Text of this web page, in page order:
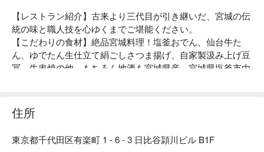
【レストラン紹介】古来より三代目が引き継いだ、宮城の伝
統の味と職人技を心ゆくまでご堪能ください。
【こだわりの食材】絶品宮城料理！塩釜おでん、仙台牛た
ん、ゆでたん生仕立て絹ごしさつま揚げ、自家製汲み上げ豆
冨、牛串焼の他、もちろん地酒も宮城県産。宮城県塩釜市由
また、仙台名物牛たん料理は発祥から60年。熟練された職人
が絶妙な手さばきで、最高の逸品をご提供しています。
炭火で焼いてご提供！ 熟練された最高の焼き加減で、お客
住所
東京都千代田区有楽町 1 - 6 - 3 日比谷頴川ビル B1F